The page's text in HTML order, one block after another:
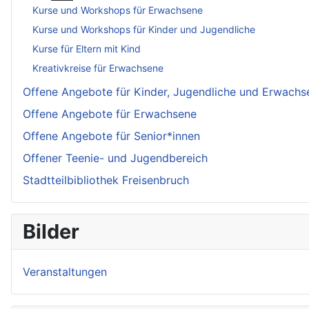
Kurse und Workshops für Erwachsene
Kurse und Workshops für Kinder und Jugendliche
Kurse für Eltern mit Kind
Kreativkreise für Erwachsene
Offene Angebote für Kinder, Jugendliche und
Offene Angebote für Erwachsene
Offene Angebote für Senior*innen
Offener Teenie- und Jugendbereich
Stadtteilbibliothek Freisenbruch
Bilder
Veranstaltungen